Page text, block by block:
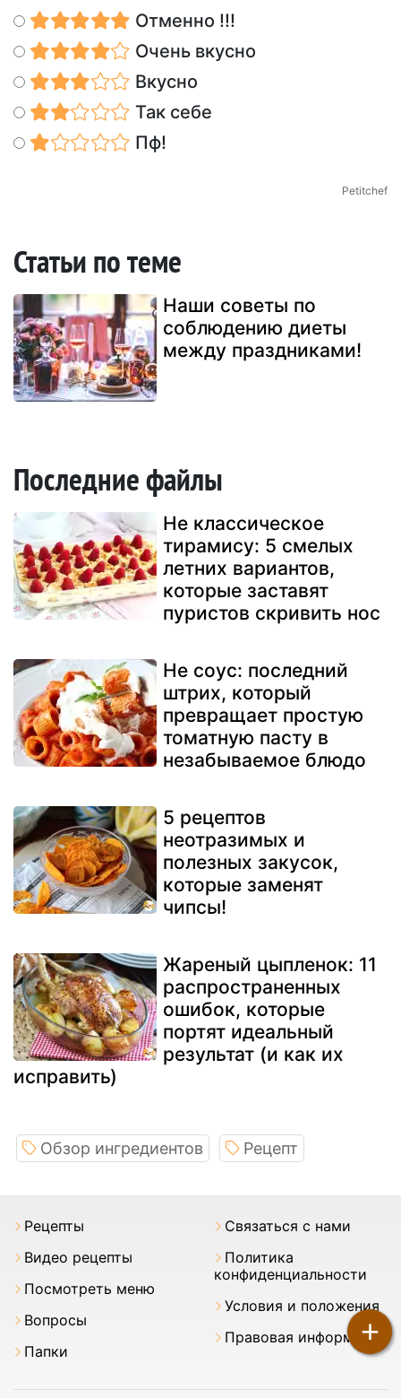
Отменно !!!
Очень вкусно
Вкусно
Так себе
Пф!
Petitchef
Статьи по теме
Наши советы по
соблюдению диеты
между праздниками!
Последние файлы
Не классическое
тирамису: 5 смелых
летних вариантов,
которые заставят
пуристов скривить нос
Не соус: последний
штрих, который
превращает простую
томатную пасту в
незабываемое блюдо
5 рецептов
неотразимых и
полезных закусок,
которые заменят
чипсы!
Жареный цыпленок: 11
распространенных
ошибок, которые
портят идеальный
результат (и как их
исправить)
+
Обзор ингредиентов Рецепт
Pецепты
Видео рецепты
Посмотреть меню
Вопросы
Папки
Связаться с нами
Политика
конфиденциальности
Условия и положения
Правовая информация